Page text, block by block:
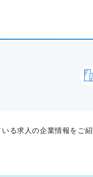
る求人の企業情報をご紹